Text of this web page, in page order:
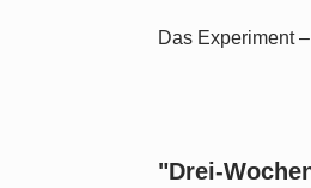
Das Experiment
"Drei-